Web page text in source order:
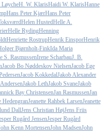
H. W. KlarisHaidi W. KlarisHanne
Hans Peter KjærHans Peter
Helen HustedHelle A.
Helle RydingHenning
Henriette RostrupHenrik EinsporHenrik
Bjørnholt-FinkIda Maria
S. RasmussenIrene ScharbauJ. B.
Jacob Bo Nøddeskov NielsenJacob Ege
Jacob KokkedalJakob Alexander
Jakob LethJakob SvaneJakob
Bay ChristensenJan RasmussenJan
HedengranJeanette Rahbek LarsenJeanette
DallJens Christian HøjJens Friis
Rugård JensenJesper Rugård
Kenn MortensenJohn MadsenJohn